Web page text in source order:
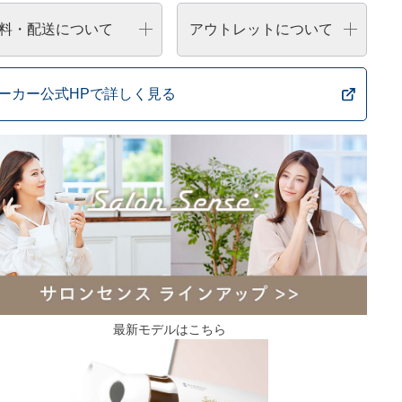
・配送について アウトレットについて
カー公式HPで詳しく見る
最新モデルはこちら